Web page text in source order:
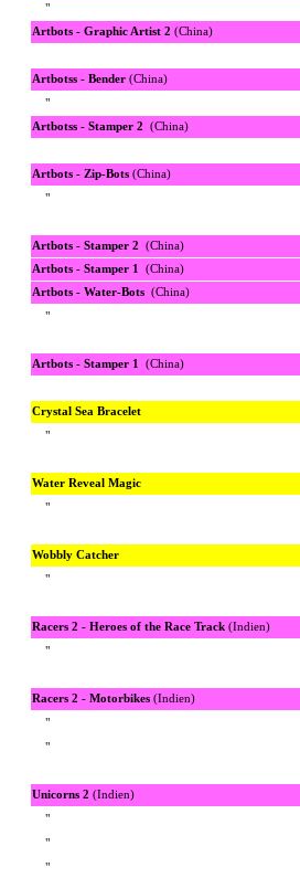
"
Artbots - Graphic Artist 2 (China)
Artbotss - Bender (China)
"
Artbotss - Stamper 2 (China)
Artbots - Zip-Bots (China)
"
Artbots - Stamper 2 (China)
Artbots - Stamper 1 (China)
Artbots - Water-Bots (China)
"
Artbots - Stamper 1 (China)
Crystal Sea Bracelet
"
Water Reveal Magic
"
Wobbly Catcher
"
Racers 2 - Heroes of the Race Track (Indien)
"
Racers 2 - Motorbikes (Indien)
"
"
Unicorns 2 (Indien)
"
"
"